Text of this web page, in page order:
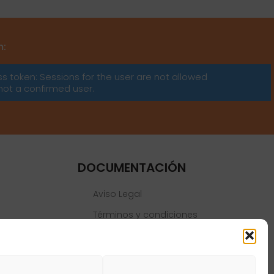
token: Sessions for the user are not allowed
a confirmed user.
DOCUMENTACIÓN
Aviso Legal
Términos y condiciones